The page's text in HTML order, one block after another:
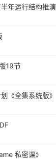
年运行结构推演
19节
《全集系统版》
PDF
私密课》